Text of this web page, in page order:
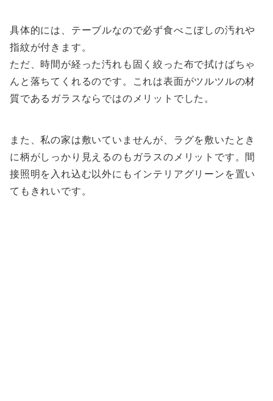
具体的には、テーブルなので必ず食べこぼしの汚れや
指紋が付きます。
ただ、時間が経った汚れも固く絞った布で拭けばちゃ
んと落ちてくれるのです。これは表面がツルツルの材
質であるガラスならではのメリットでした。
また、私の家は敷いていませんが、ラグを敷いたとき
に柄がしっかり見えるのもガラスのメリットです。間
接照明を入れ込む以外にもインテリアグリーンを置い
てもきれいです。